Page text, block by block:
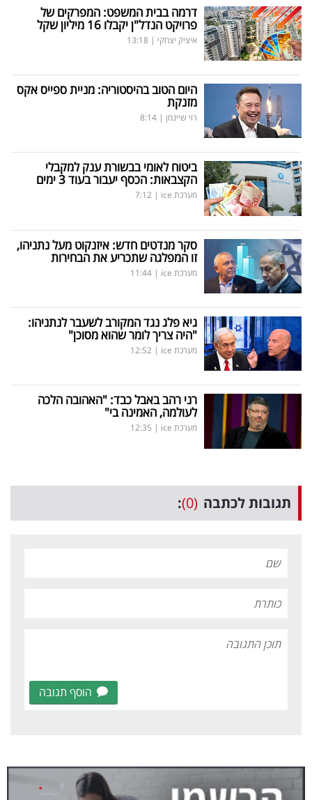
דרמה בבית המשפט: המפרקים של
פרויקט הנדל"ן יקבלו 16 מיליון שקל
איציק יצחקי |
13:18
היום הטוב בהיסטוריה: מניית ספייס אקס
מזנקת
רוי שיינמן |
8:14
ביטוח לאומי בבשורת ענק למקבלי
הקצבאות: הכסף יעבור בעוד 3 ימים
מערכת ice |
7:12
סקר מנדטים חדש: איזנקוט מעל נתניהו,
זו המפלגה שתכריע את הבחירות
מערכת ice |
11:44
גיא פלג נגד המקורב לשעבר לנתניהו:
"היה צריך לומר שהוא מסוכן"
מערכת ice |
12:52
רני רהב באבל כבד: "האהובה הלכה
לעולמה, האמינה בי"
מערכת ice |
12:35
תגובות לכתבה (0)
:
הוסף תגובה